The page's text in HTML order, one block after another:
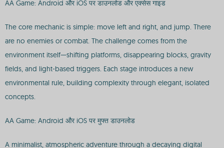
AA Game: Android और iOS पर डाउनलोड और एक्सेस गाइड
The core mechanic is simple: move left and right, and jump. There
are no enemies or combat. The challenge comes from the
environment itself—shifting platforms, disappearing blocks, gravity
fields, and light-based triggers. Each stage introduces a new
environmental rule, building complexity through elegant, isolated
concepts.
AA Game: Android और iOS पर मुफ्त डाउनलोड
A minimalist, atmospheric adventure through a decaying digital